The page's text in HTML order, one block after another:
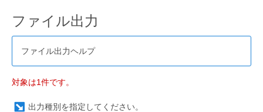
ファイル出力
ファイル出力ヘルプ
対象は1件です。
出力種別を指定してください。